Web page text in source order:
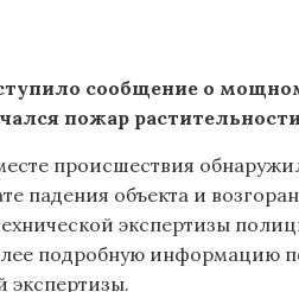
сообщение о
пожар
происшествия
падения объекта и
экспертизы
подробную информацию
экспертизы.